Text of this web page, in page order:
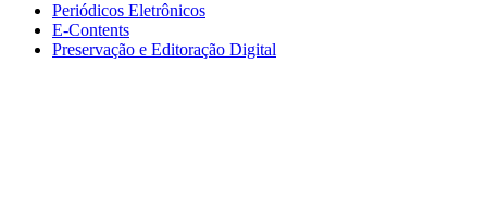
Periódicos Eletrônicos
E-Contents
Preservação e Editoração Digital